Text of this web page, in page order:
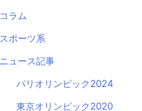
コラム
スポーツ系
ニュース記事
パリオリンピック2024
東京オリンピック2020